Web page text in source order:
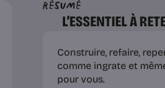
Résumé
L’ESSENTIEL À
Construire, refaire,
comme ingrate et
pour vous.